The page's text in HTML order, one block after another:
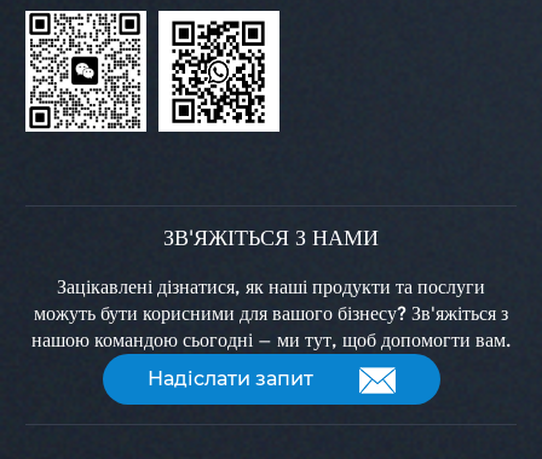
ЗВ'ЯЖІТЬСЯ З НАМИ
Зацікавлені дізнатися, як наші продукти та послуги
можуть бути корисними для вашого бізнесу? Зв'яжіться з
нашою командою сьогодні — ми тут, щоб допомогти вам.
Надіслати запит